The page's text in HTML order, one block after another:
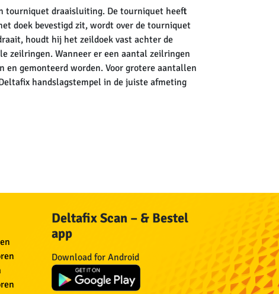
tourniquet draaisluiting. De tourniquet heeft
doek bevestigd zit, wordt over de tourniquet
houdt hij het zeildoek vast achter de
zeilringen. Wanneer er een aantal zeilringen
en gemonteerd worden. Voor grotere aantallen
handslagstempel in de juiste afmeting
Deltafix Scan – & Bestel
app
Download for Android